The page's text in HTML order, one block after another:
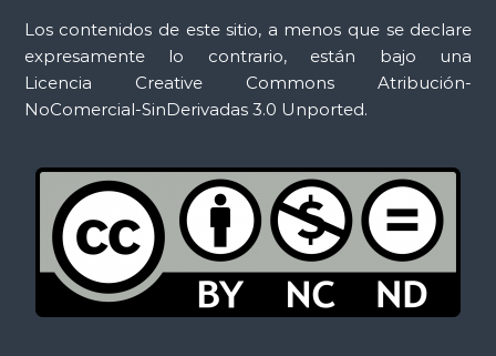
Los contenidos de este sitio, a menos que se declare
expresamente lo contrario, están bajo una
Licencia Creative Commons Atribución-
NoComercial-SinDerivadas 3.0 Unported.